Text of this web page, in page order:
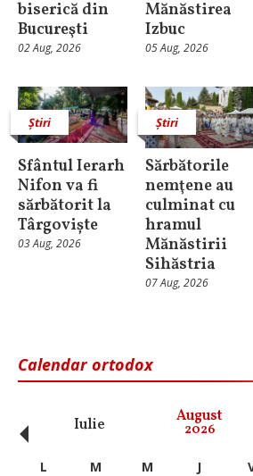
biserică din
Bucureşti
02 Aug, 2026
Mănăstirea
Izbuc
05 Aug, 2026
Știri
Sfântul Ierarh
Nifon va fi
sărbătorit la
Târgoviște
03 Aug, 2026
Știri
Sărbătorile
nemţene au
culminat cu
hramul
Mănăstirii
Sihăstria
07 Aug, 2026
Calendar ortodox
Iulie August
2026
‹ L M M J